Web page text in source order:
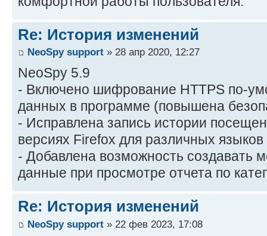
Re: История изменений
NeoSpy support » 28 апр 2020, 12:27
NeoSpy 5.9
- Включено шифрование HTTPS по-
данных в программе (повышена
- Исправлена запись истории
версиях Firefox для различных языков
- Добавлена возможность создавать
данные при просмотре отчета по
Re: История изменений
NeoSpy support » 22 фев 2023, 17:08